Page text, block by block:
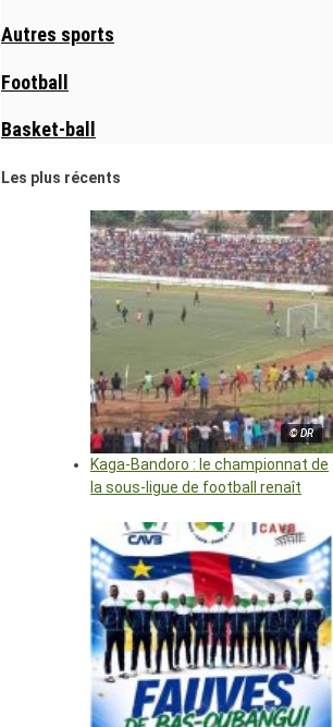
Autres sports
Football
Basket-ball
Les plus récents
© DR
Kaga-Bandoro : le championnat de
la sous-ligue de football renaît